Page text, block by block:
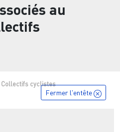
au
Collectifs cyclistes
Fermer l'entête